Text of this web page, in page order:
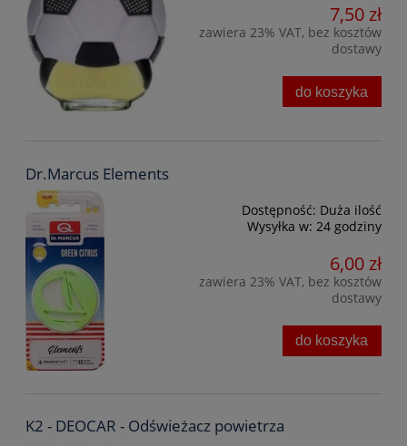
7,50 zł
zawiera 23% VAT, bez kosztów
dostawy
do koszyka
Dr.Marcus Elements
Dostępność: Duża ilość
Wysyłka w: 24 godziny
6,00 zł
zawiera 23% VAT, bez kosztów
dostawy
do koszyka
K2 - DEOCAR - Odświeżacz powietrza